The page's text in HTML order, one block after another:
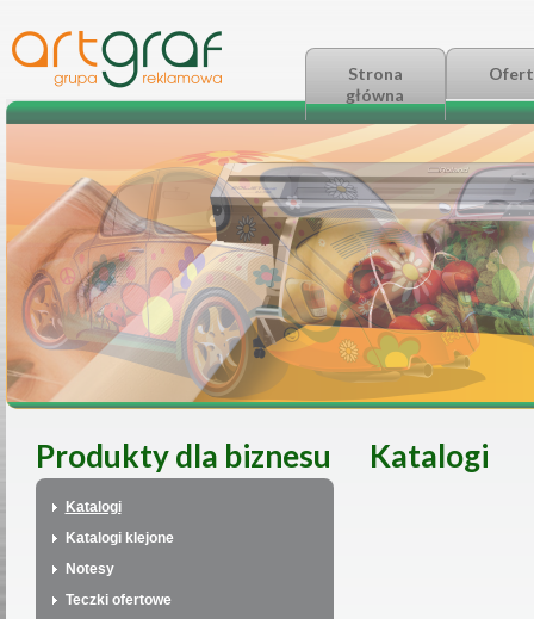
Strona
główna
Produkty dla biznesu
Katalogi
Katalogi klejone
Notesy
Teczki ofertowe
Katalogi